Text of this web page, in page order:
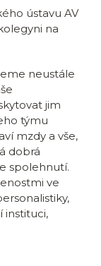
ústavu AV
na
neustále
jim
týmu
mzdy a vše,
dobrá
spolehnutí.
ve
instituci,